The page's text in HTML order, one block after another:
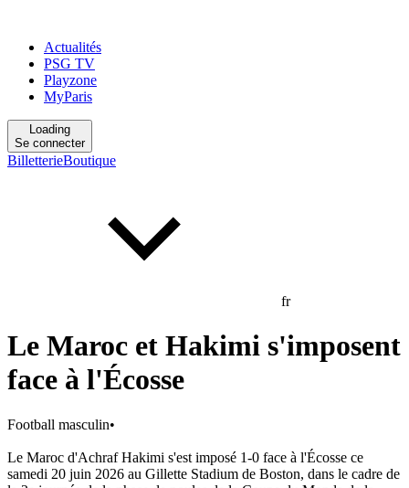
Actualités
PSG TV
Playzone
MyParis
Loading
Se connecter
BilletterieBoutique
fr
Le Maroc et Hakimi s'imposent
face à l'Écosse
Football masculin•
Le Maroc d'Achraf Hakimi s'est imposé 1-0 face à l'Écosse ce
samedi 20 juin 2026 au Gillette Stadium de Boston, dans le cadre de